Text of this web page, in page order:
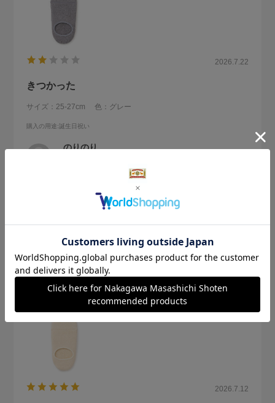
2026.7.22
きつかった
サイズ：25-27cm 色：グレー
購入の用途:誕生日祝い
のりのり
旦那さんにプレゼントしました。
足のサイズは26.5です。きつかったそうです。
参考になった 0 Like! 0
2026.7.12